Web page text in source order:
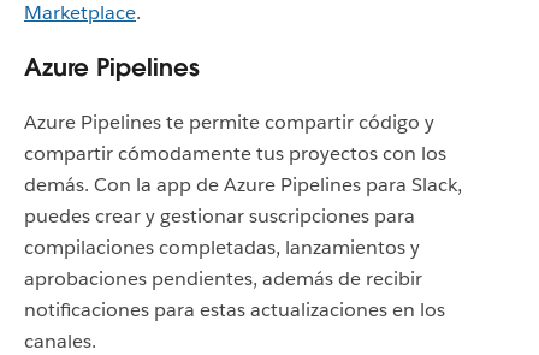
Marketplace.
Azure Pipelines
Azure Pipelines te permite compartir código y
compartir cómodamente tus proyectos con los
demás. Con la app de Azure Pipelines para Slack,
puedes crear y gestionar suscripciones para
compilaciones completadas, lanzamientos y
aprobaciones pendientes, además de recibir
notificaciones para estas actualizaciones en los
canales.